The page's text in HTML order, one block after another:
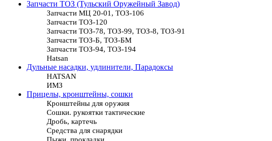
Запчасти ТОЗ (Тульский Оружейный Завод)
Запчасти МЦ 20-01, ТОЗ-106
Запчасти ТОЗ-120
Запчасти ТОЗ-78, ТОЗ-99, ТОЗ-8, ТОЗ-91
Запчасти ТОЗ-Б, ТОЗ-БМ
Запчасти ТОЗ-94, ТОЗ-194
Hatsan
Дульные насадки, удлинители, Парадоксы
HATSAN
ИМЗ
Прицелы, кронштейны, сошки
Кронштейны для оружия
Сошки. рукоятки тактические
Дробь, картечь
Средства для снарядки
Пыжи, прокладки